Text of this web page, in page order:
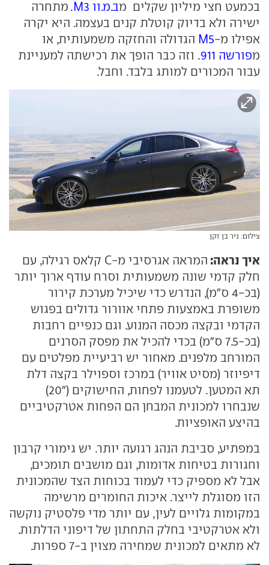
בכמעט חצי מיליון שקלים מב.מ.וו M3
. מתחרה
ישירה ולא בדיוק קוטלת קנים בעצמה. היא יקרה
אפילו מ-M5 הגדולה והחזקה משמעותית, או
מפורשה 911
. וזה כבר הופך את רכישתה למעניינת
עבור המכורים למותג בלבד. וחבל.
צילום: ניר בן זקן
איך נראה:
המראה אגרסיבי מ-C קלאס רגילה, עם
חלק קדמי שונה משמעותית וסרח עודף ארוך יותר
(בכ-4 ס"מ), הנדרש כדי שיכיל מערכת קירור
משופרת באמצעות פתחי אוורור גדולים בפגוש
הקדמי ובקצה מכסה המנוע. וגם כנפיים רחבות
(בכ-7.5 ס"מ) בכדי להכיל את מפסק הסרנים
המורחב מלפנים. מאחור יש רביעיית מפלטים עם
דיפיוזר (מסיט אוויר) במרכז וספוילר בקצה דלת
תא המטען. לטעמנו לפחות, החישוקים ("20)
שנבחרו למכונית המבחן הם הפחות אטרקטיביים
בהיצע האופציות.
במפתיע, סביבת הנהג רגועה יותר. יש גימורי קרבון
וחגורות בטיחות אדומות, וגם מושבים תומכים,
אבל לא מספיק כדי לעמוד בכוחות הצד שהמכונית
הזו מסוגלת לייצר. איכות החומרים מרשימה
במקומות גלויים לעין, עם יותר מדי פלסטיק נוקשה
ולא אטרקטיבי בחלק התחתון של דיפוני הדלתות.
לא מתאים למכונית שמחירה מצוין ב-7 ספרות.